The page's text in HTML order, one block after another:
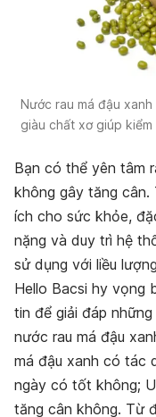
Nước rau má đậu
giàu chất xơ giúp
Bạn có thể yên tâm
không gây tăng cân.
ích cho sức khỏe,
nặng và duy trì hệ
sử dụng với liều
Hello Bacsi hy vọng
tin để giải đáp
nước rau má đậu
má đậu xanh có tác
ngày có tốt không;
tăng cân không. Từ